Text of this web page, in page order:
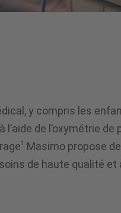
y compris les
de l’oxymétrie
1
Masimo propose
de haute qualité